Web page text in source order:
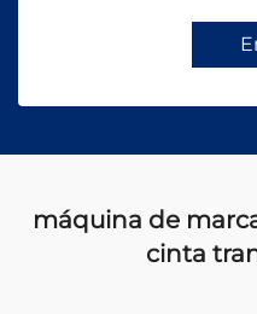
máquina de
cinta